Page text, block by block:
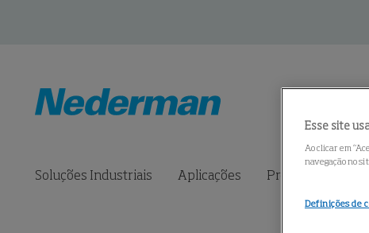
Soluções Industriais Aplicações Produtos
Esse site
Ao clicar em
navegação no
Definições de